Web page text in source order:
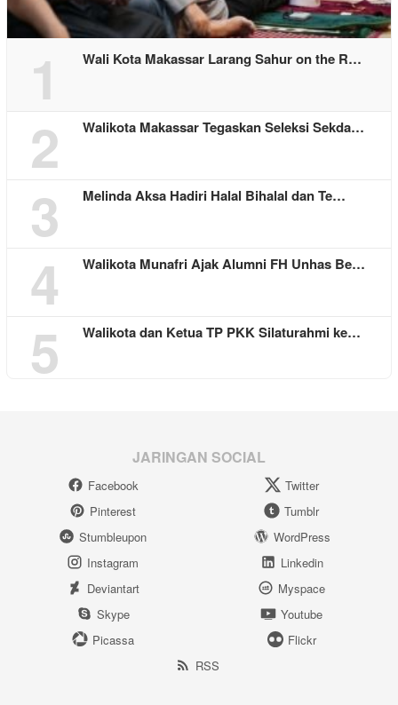
1 Wali Kota Makassar Larang Sahur on the R…
2 Walikota Makassar Tegaskan Seleksi Sekda…
3 Melinda Aksa Hadiri Halal Bihalal dan Te…
4 Walikota Munafri Ajak Alumni FH Unhas Be…
5 Walikota dan Ketua TP PKK Silaturahmi ke…
JARINGAN SOCIAL
Facebook
Twitter
Pinterest
Tumblr
Stumbleupon
WordPress
Instagram
Linkedin
Deviantart
Myspace
Skype
Youtube
Picassa
Flickr
RSS